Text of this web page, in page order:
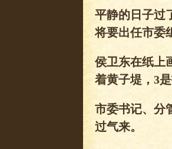
平静的日子过
将要出任市委
侯卫东在纸上
着黄子堤，3
市委书记、分
过气来。